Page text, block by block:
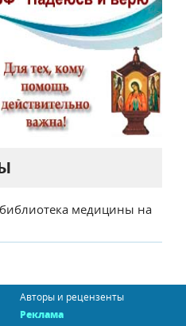
медицины на
Авторы и рецензенты
Реклама